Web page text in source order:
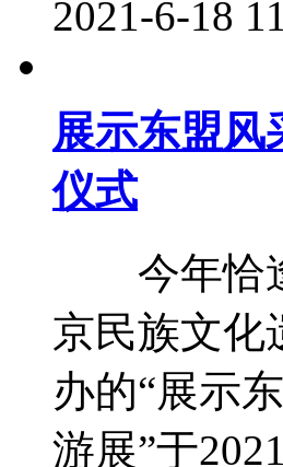
2021-6-18
展示东盟风
仪式
今年恰逢
京民族文
办的“展示
游展”于